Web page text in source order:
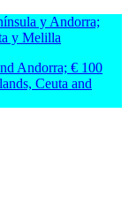
y Andorra;
y Melilla
Andorra; € 100
Ceuta and